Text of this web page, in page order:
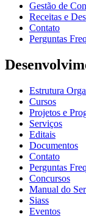
Gestão de
Receitas e
Contato
Perguntas
Estrutura
Cursos
Projetos e
Serviços
Editais
Documentos
Contato
Perguntas
Concursos
Manual do
Siass
Eventos